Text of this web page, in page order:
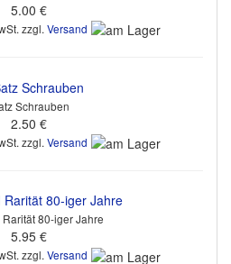
5.00 €
zzgl. Versand
Schrauben
2.50 €
zzgl. Versand
80-iger Jahre
5.95 €
zzgl.Versand